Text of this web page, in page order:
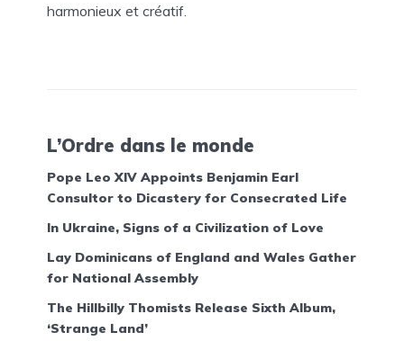
harmonieux et créatif.
L’Ordre dans le monde
Pope Leo XIV Appoints Benjamin Earl
Consultor to Dicastery for Consecrated Life
In Ukraine, Signs of a Civilization of Love
Lay Dominicans of England and Wales Gather
for National Assembly
The Hillbilly Thomists Release Sixth Album,
‘Strange Land’